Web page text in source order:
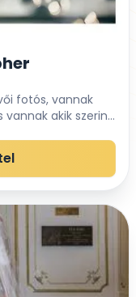
fotós, vannak
akik szerint
Én csak egy